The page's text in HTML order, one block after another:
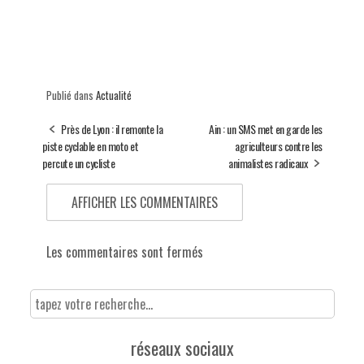
Publié dans Actualité
Près de Lyon : il remonte la
piste cyclable en moto et
percute un cycliste
Ain : un SMS met en garde les
agriculteurs contre les
animalistes radicaux
AFFICHER LES COMMENTAIRES
Les commentaires sont fermés
réseaux sociaux